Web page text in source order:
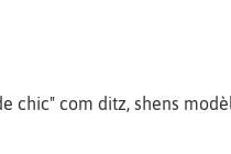
chic" com ditz, shens